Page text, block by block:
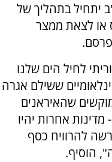
יתחיל בתהליך של
או לצאת ממצר
לחיל הים שלנו
ששילם אגרה
שהאיראנים
אחרות יהיו
להרוויח כסף
הוסיף.